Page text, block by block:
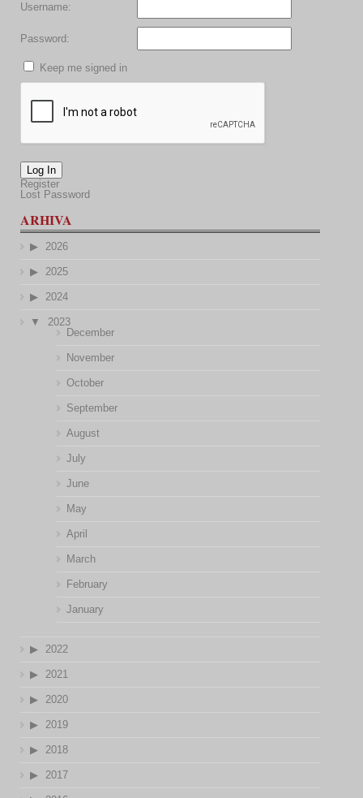
Username:
Password:
Keep me signed in
Log In
Register
Lost Password
ARHIVA
2026
2025
2024
2023
December
November
October
September
August
July
June
May
April
March
February
January
2022
2021
2020
2019
2018
2017